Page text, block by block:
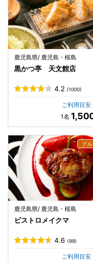
鹿児島県/ 鹿児島・桜島
黒かつ亭 天文館店
4.2 (1000)
ご利用目安
鹿児島県/ 鹿児島・桜島
ビストロメイクマ
4.6 (99)
ご利用目安